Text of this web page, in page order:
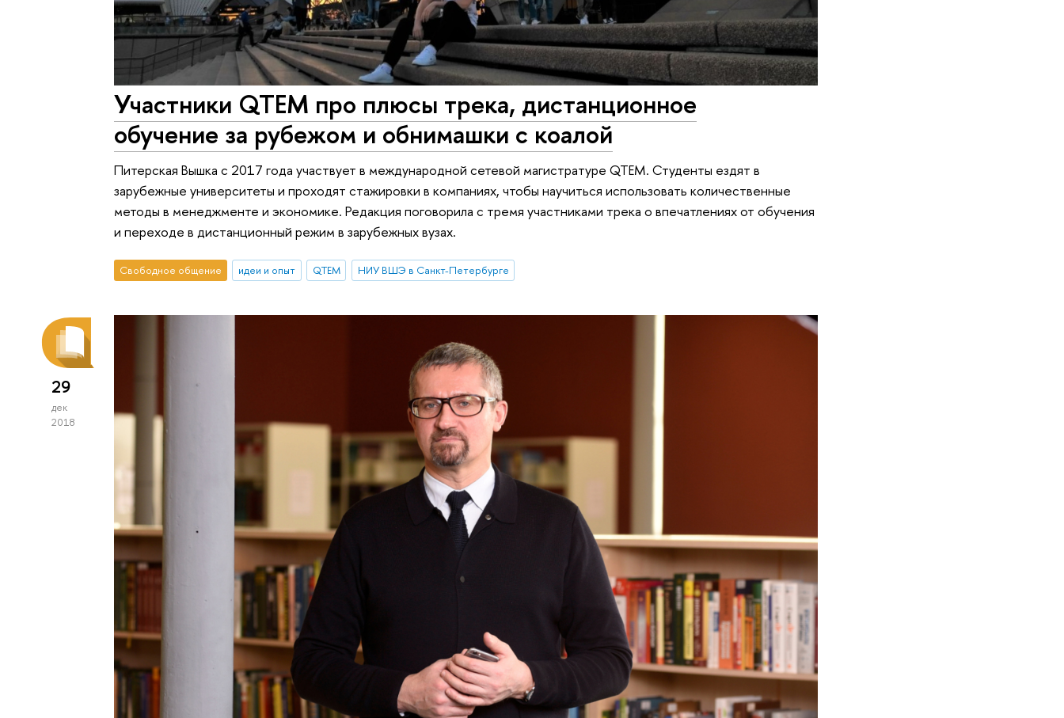
Участники QTEM про плюсы трека, дистанционное
обучение за рубежом и обнимашки с коалой
Питерская Вышка с 2017 года участвует в международной сетевой магистратуре QTEM. Студенты ездят в
зарубежные университеты и проходят стажировки в компаниях, чтобы научиться использовать количественные
методы в менеджменте и экономике. Редакция поговорила с тремя участниками трека о впечатлениях от обучения
и переходе в дистанционный режим в зарубежных вузах.
Свободное общение идеи и опыт QTEM НИУ ВШЭ в Санкт-Петербурге
29
дек
2018